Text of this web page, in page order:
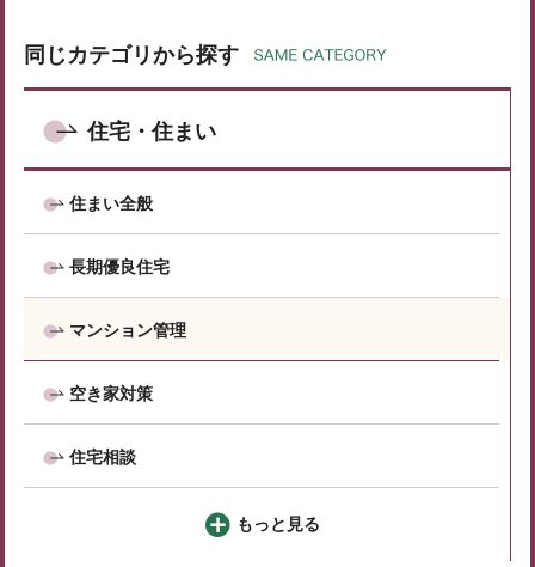
同じカテゴリから探す
住宅・住まい
住まい全般
長期優良住宅
マンション管理
空き家対策
住宅相談
もっと見る